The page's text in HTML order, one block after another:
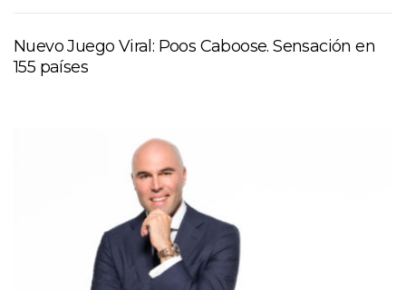
Nuevo Juego Viral: Poos Caboose. Sensación en
155 países